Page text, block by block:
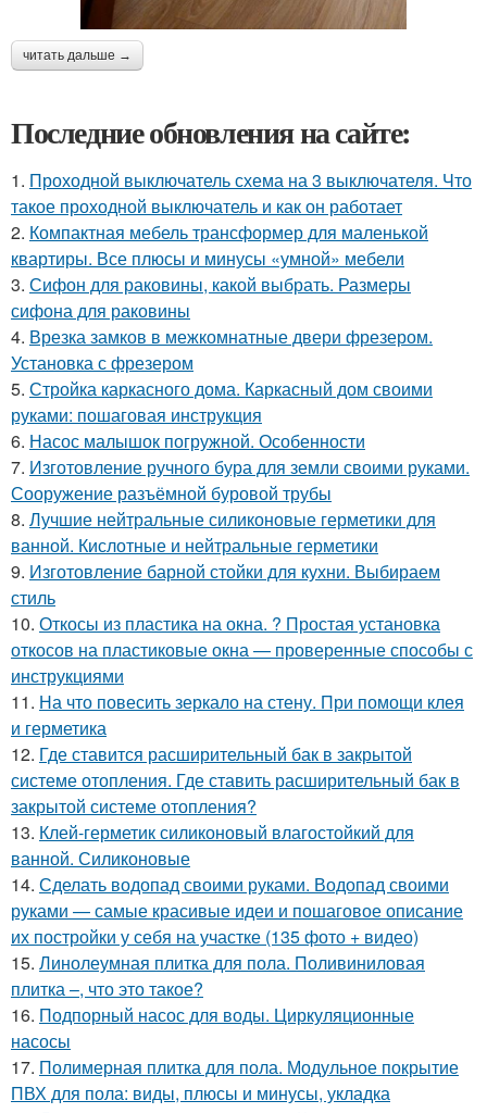
читать дальше →
Последние обновления на сайте:
1. Проходной выключатель схема на 3 выключателя. Что
такое проходной выключатель и как он работает
2. Компактная мебель трансформер для маленькой
квартиры. Все плюсы и минусы «умной» мебели
3. Сифон для раковины, какой выбрать. Размеры
сифона для раковины
4. Врезка замков в межкомнатные двери фрезером.
Установка с фрезером
5. Стройка каркасного дома. Каркасный дом своими
руками: пошаговая инструкция
6. Насос малышок погружной. Особенности
7. Изготовление ручного бура для земли своими руками.
Сооружение разъёмной буровой трубы
8. Лучшие нейтральные силиконовые герметики для
ванной. Кислотные и нейтральные герметики
9. Изготовление барной стойки для кухни. Выбираем
стиль
10. Откосы из пластика на окна. ? Простая установка
откосов на пластиковые окна — проверенные способы с
инструкциями
11. На что повесить зеркало на стену. При помощи клея
и герметика
12. Где ставится расширительный бак в закрытой
системе отопления. Где ставить расширительный бак в
закрытой системе отопления?
13. Клей-герметик силиконовый влагостойкий для
ванной. Силиконовые
14. Сделать водопад своими руками. Водопад своими
руками — самые красивые идеи и пошаговое описание
их постройки у себя на участке (135 фото + видео)
15. Линолеумная плитка для пола. Поливиниловая
плитка –, что это такое?
16. Подпорный насос для воды. Циркуляционные
насосы
17. Полимерная плитка для пола. Модульное покрытие
ПВХ для пола: виды, плюсы и минусы, укладка